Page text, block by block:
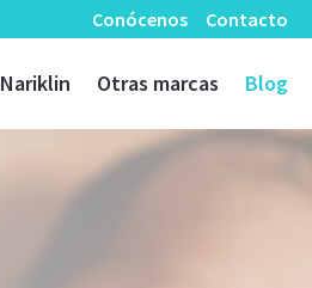
Conócenos Contacto
Nariklin Otras marcas Blog